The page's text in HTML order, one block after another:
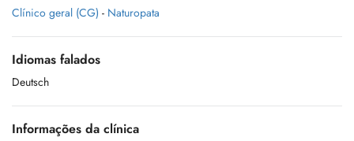
Clínico geral (CG) - Naturopata
Idiomas falados
Deutsch
Informações da clínica